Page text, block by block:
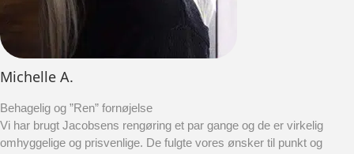
Michelle A.
Behagelig og ”Ren” fornøjelse
Vi har brugt Jacobsens rengøring et par gange og de er virkelig
omhyggelige og prisvenlige. De fulgte vores ønsker til punkt og